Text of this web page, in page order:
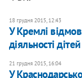
18 грудня 2015, 12:43
У Кремлі
діяльності
21 грудня 2015, 16:04
У